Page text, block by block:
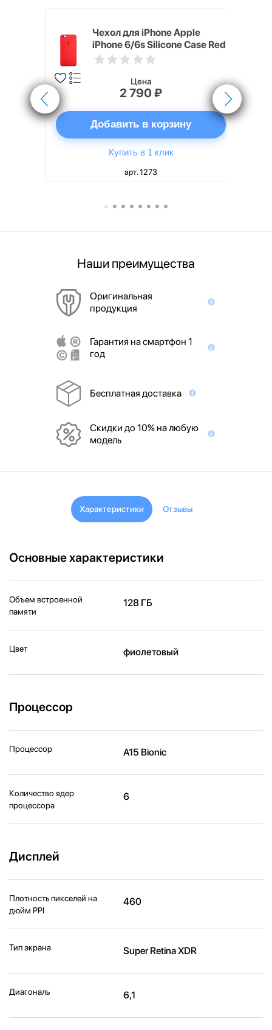
Чехол для iPhone Apple
iPhone 6/6s Silicone Case Red
Цена
2 790 ₽
Добавить в корзину
Купить в 1 клик
арт. 1273
Наши преимущества
Оригинальная
продукция
Гарантия на смартфон 1
год
Бесплатная доставка
Скидки до 10% на любую
модель
Характеристики Отзывы
Основные характеристики
Объем встроенной
памяти
128 ГБ
Цвет фиолетовый
Процессор
Процессор A15 Bionic
Количество ядер
процессора
6
Дисплей
Плотность пикселей на
дюйм PPI
460
Тип экрана Super Retina XDR
Диагональ 6,1